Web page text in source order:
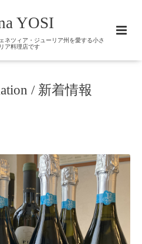
YOSI
ネツィア・ジューリア州を愛する小さ
ア料理店です
/ 新着情報